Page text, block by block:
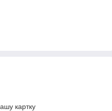
картку